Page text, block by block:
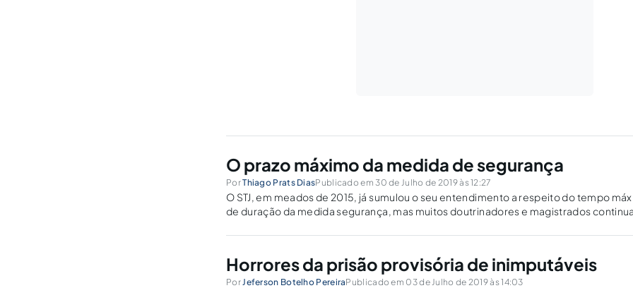
O prazo máximo da medida de segurança
PorThiago Prats DiasPublicado em 30 de Julho de 2019 às 12:27
O STJ, em meados de 2015, já sumulou o seu entendimento a respeito do tempo
de duração da medida segurança, mas muitos doutrinadores e magistrados
Horrores da prisão provisória de inimputáveis
PorJeferson Botelho PereiraPublicado em 03 de Julho de 2019 às 14:03